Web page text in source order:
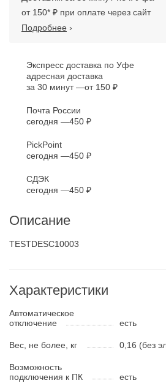
от 150* ₽ при оплате через сайт
Подробнее ›
Экспресс доставка по Уфе
адресная доставка
за 30 минут
от 150 ₽
Почта России
сегодня
450 ₽
PickPoint
сегодня
450 ₽
СДЭК
сегодня
450 ₽
Описание
TESTDESC10003
Характеристики
Автоматическое
отключение
есть
Вес, не более, кг 0,16 (без
Возможность
подключения к ПК
есть